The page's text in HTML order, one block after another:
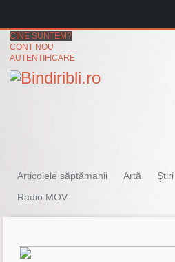
CINE SUNTEM?
CONT NOU
AUTENTIFICARE
Articolele săptămanii Artă Ştiri
Radio MOV